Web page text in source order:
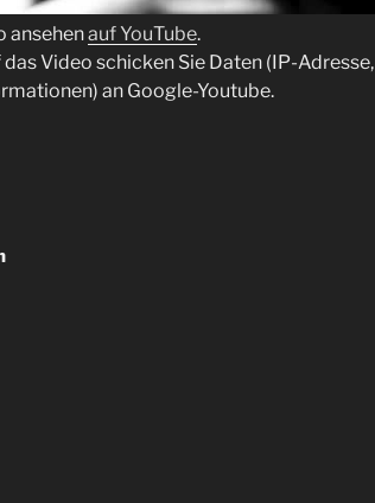
ansehenauf YouTube.
Video schicken Sie Daten (IP-Adresse,
an Google-Youtube.